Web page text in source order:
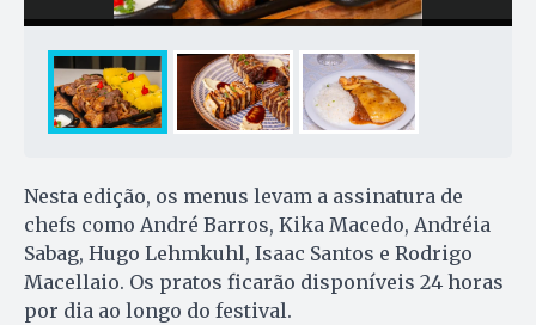
Nesta edição, os menus levam a assinatura de
chefs como André Barros, Kika Macedo, Andréia
Sabag, Hugo Lehmkuhl, Isaac Santos e Rodrigo
Macellaio. Os pratos ficarão disponíveis 24 horas
por dia ao longo do festival.